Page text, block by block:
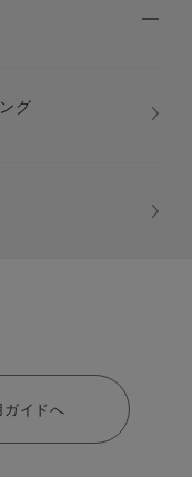
窓⼝
グ
ガイドへ